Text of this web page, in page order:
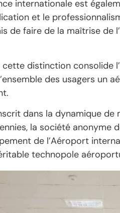
internationale est
et le
de faire de la maîtrise de
distinction consolide
des usagers
dans la dynamique de
la société
de l’Aéroport
technopole